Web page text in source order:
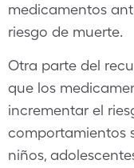
medicamentos
riesgo de muerte.
Otra parte del
que los
incrementar el
comportamientos
niños,